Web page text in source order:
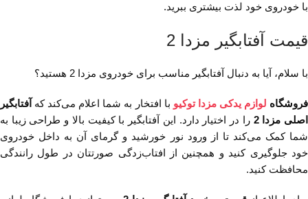
با خودروی خود لذت بیشتری ببرید.
قیمت آفتابگیر مزدا 2
با سلام، آیا به دنبال آفتابگیر مناسب برای خودروی مزدا 2 هستید؟
فروشگاه لوازم یدکی مزدا توکیو با افتخار به شما اعلام می‌کند که آفتابگیر
اصلی مزدا 2
را در اختیار دارد. این آفتابگیر با کیفیت بالا و طراحی زیبا به
شما کمک می‌کند تا از ورود نور خورشید و گرمای آن به داخل خودروی
خود جلوگیری کنید و همچنین از افتاب‌زدگی صورتتان در طول رانندگی
محافظت کنید.